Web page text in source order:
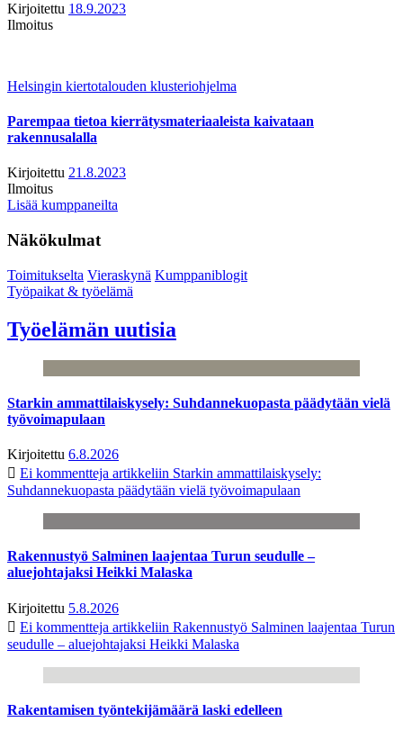
Kirjoitettu 18.9.2023
Ilmoitus
Helsingin kiertotalouden klusteriohjelma
Parempaa tietoa kierrätysmateriaaleista kaivataan
rakennusalalla
Kirjoitettu 21.8.2023
Ilmoitus
Lisää kumppaneilta
Näkökulmat
Toimitukselta Vieraskynä Kumppaniblogit
Työpaikat & työelämä
Työelämän uutisia
Starkin ammattilaiskysely: Suhdannekuopasta päädytään vielä
työvoimapulaan
Kirjoitettu 6.8.2026
Ei kommentteja artikkeliin Starkin ammattilaiskysely:
Suhdannekuopasta päädytään vielä työvoimapulaan
Rakennustyö Salminen laajentaa Turun seudulle –
aluejohtajaksi Heikki Malaska
Kirjoitettu 5.8.2026
Ei kommentteja artikkeliin Rakennustyö Salminen laajentaa Turun
seudulle – aluejohtajaksi Heikki Malaska
Rakentamisen työntekijämäärä laski edelleen